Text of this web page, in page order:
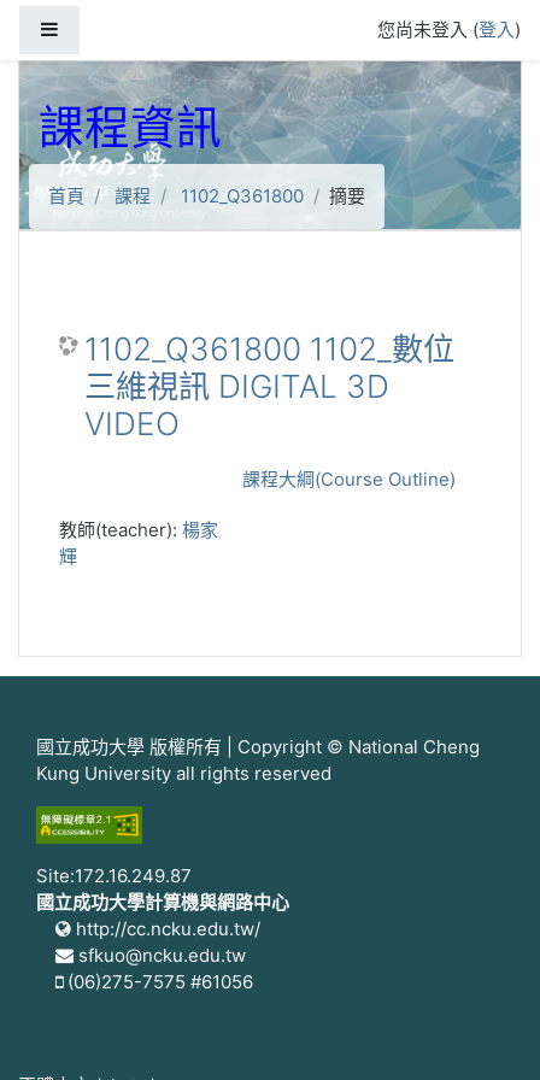
您尚未登入 (登入)
課程資訊
首頁 課程 1102_Q361800 摘要
1102_Q361800 1102_數位
三維視訊 DIGITAL 3D
VIDEO
課程大綱(Course Outline)
教師(teacher): 楊家
輝
國立成功大學 版權所有 | Copyright © National Cheng
Kung University all rights reserved
Site:172.16.249.87
國立成功大學計算機與網路中心
http://cc.ncku.edu.tw/
sfkuo@ncku.edu.tw
(06)275-7575 #61056